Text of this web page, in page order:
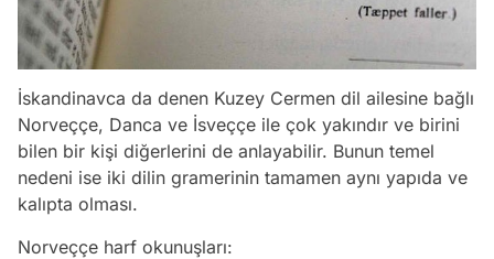
İskandinavca da denen Kuzey Cermen dil ailesine bağlı
Norveççe, Danca ve İsveççe ile çok yakındır ve birini
bilen bir kişi diğerlerini de anlayabilir. Bunun temel
nedeni ise iki dilin gramerinin tamamen aynı yapıda ve
kalıpta olması.
Norveççe harf okunuşları: